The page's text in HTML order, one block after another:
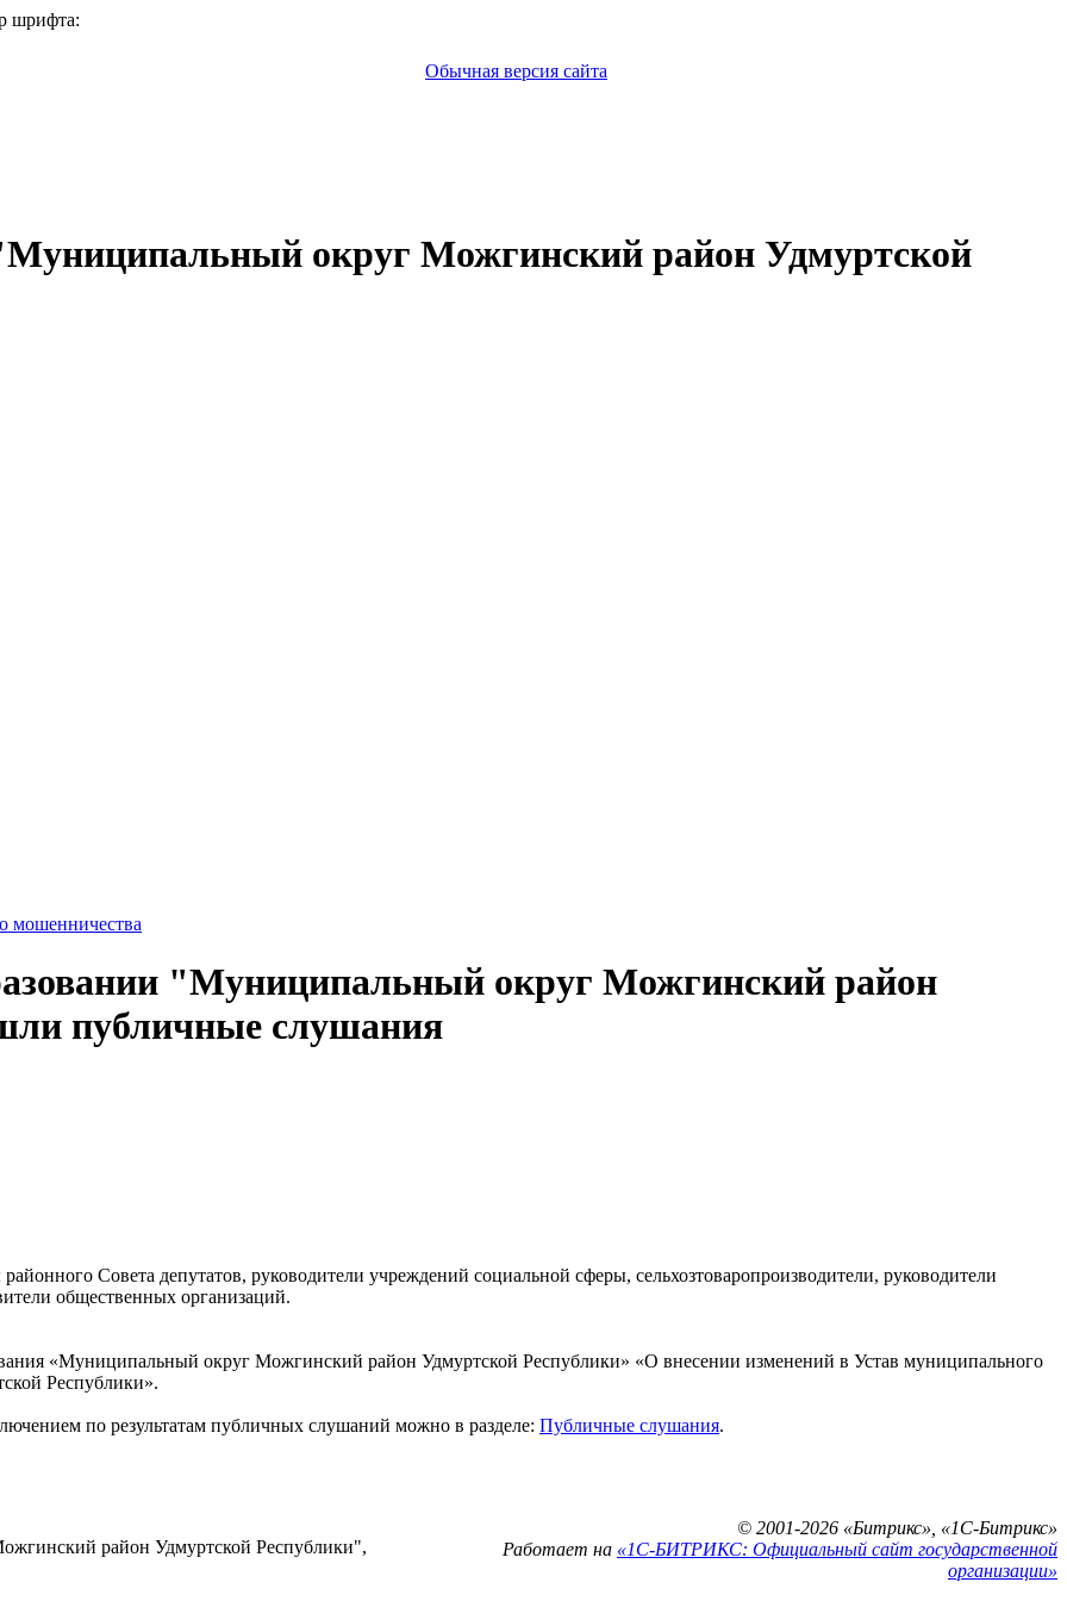
шрифта:
Обычная версия сайта
округ Можгинский район Удмуртской
мошенничества
"Муниципальный округ Можгинский район
публичные слушания
Совета депутатов, руководители учреждений социальной сферы, сельхозтоваропроизводители, руководители
общественных организаций.
«Муниципальный округ Можгинский район Удмуртской Республики» «О внесении изменений в Устав муниципального
Республики».
по результатам публичных слушаний можно в разделе: Публичные слушания.
район Удмуртской Республики",
© 2001-2026 «Битрикс», «1С-Битрикс»
Работает на «1С-БИТРИКС: Официальный сайт государственной
организации»